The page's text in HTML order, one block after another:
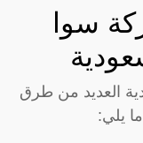
سوا
العديد من طرق
يلي: